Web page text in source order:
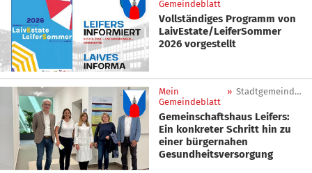
Gemeindeblatt
Vollständiges Programm von
LaivEstate/LeiferSommer
2026 vorgestellt
Mein
Gemeindeblatt
» Stadtgemeinde Leifers
Gemeinschaftshaus Leifers:
Ein konkreter Schritt hin zu
einer bürgernahen
Gesundheitsversorgung